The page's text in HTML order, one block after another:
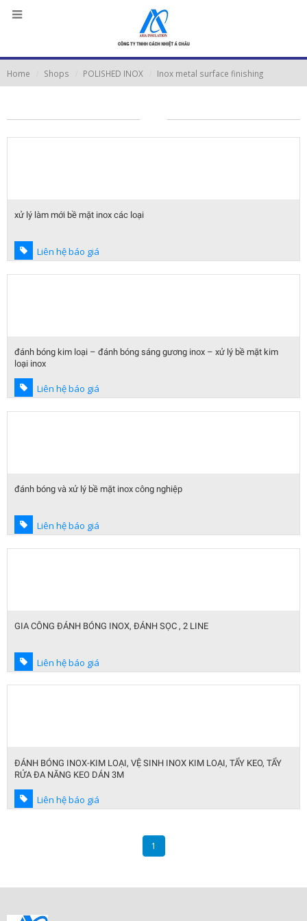
Home Shops POLISHED INOX Inox metal surface finishing
xử lý làm mới bề mặt inox các loại
Liên hệ báo giá
đánh bóng kim loại – đánh bóng sáng gương inox – xử lý bề mặt kim
loại inox
Liên hệ báo giá
đánh bóng và xử lý bề mặt inox công nghiệp
Liên hệ báo giá
GIA CÔNG ĐÁNH BÓNG INOX, ĐÁNH SỌC , 2 LINE
Liên hệ báo giá
ĐÁNH BÓNG INOX-KIM LOẠI, VỆ SINH INOX KIM LOẠI, TẨY KEO, TẨY
RỬA ĐA NĂNG KEO DÁN 3M
Liên hệ báo giá
1